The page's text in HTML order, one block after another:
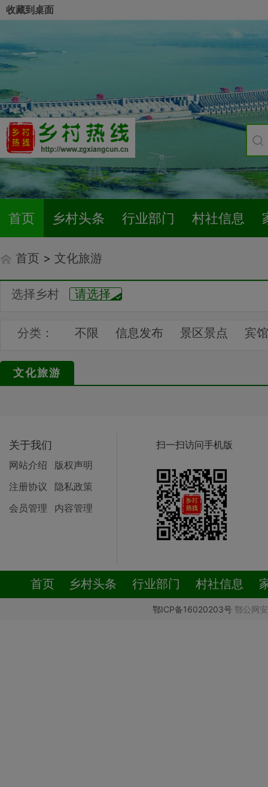
收藏到桌面
首页 乡村头条 行业部门 村社信息
首页 > 文化旅游
选择乡村 请选择
分类： 不限 信息发布 景区景点
宾
文艺作品
美术作品
书法作品
汇展中心
文化旅游
关于我们
网站介绍
版权声明
注册协议
隐私政策
会员管理
内容管理
扫一扫访问手机版
首页 乡村头条 行业部门 村社信息
鄂ICP备16020203号鄂公网